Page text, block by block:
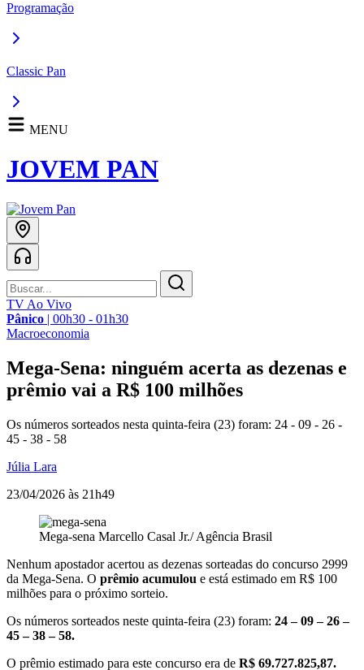
Programação
Classic Pan
MENU
JOVEM PAN
TV Ao Vivo
Pânico | 00h30 - 01h30
Macroeconomia
Mega-Sena: ninguém acerta as dezenas e
prêmio vai a R$ 100 milhões
Os números sorteados nesta quinta-feira (23) foram: 24 - 09 - 26 -
45 - 38 - 58
Júlia Lara
23/04/2026 às 21h49
Mega-sena Marcello Casal Jr./ Agência Brasil
Nenhum apostador acertou as dezenas sorteadas do concurso 2999
da Mega-Sena. O prêmio acumulou e está estimado em R$ 100
milhões para o próximo sorteio.
Os números sorteados neste quinta-feira (23) foram: 24 – 09 – 26 –
45 – 38 – 58.
O prêmio estimado para este concurso era de R$ 69.727.825,87.